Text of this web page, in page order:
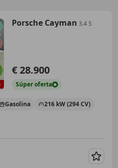
Porsche Cayman 3.4 S
€ 28.900
Súperoferta
Gasolina 216 kW (294 CV)